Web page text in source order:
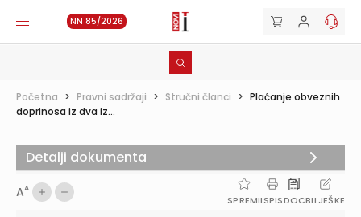
NN 85/2026
Početna > Pravni sadržaji > Stručni članci > Plaćanje obveznih
doprinosa iz dva iz...
AA
SPREMIISPISDOCBILJEŠKE
Detalji dokumenta